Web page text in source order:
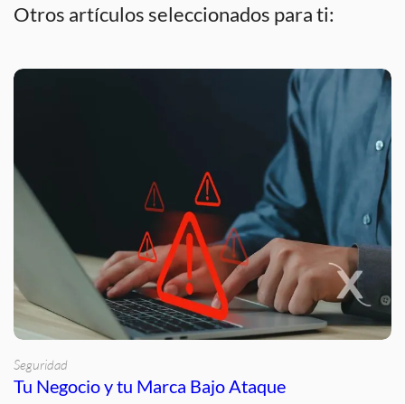
Otros artículos seleccionados para ti:
Seguridad
Tu Negocio y tu Marca Bajo Ataque